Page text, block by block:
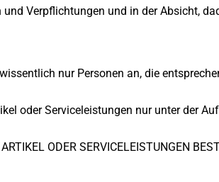
Verpflichtungen und in der Absicht,
nur Personen an, die
oder Serviceleistungen nur unter der
ODER SERVICELEISTUNGEN